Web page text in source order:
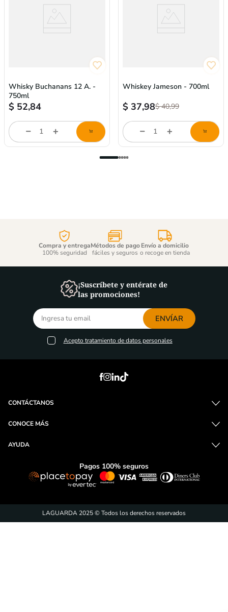
Whisky Buchanans 12 A. -
750ml
$ 52,84
Cantidad
producto
Whiskey Jameson - 700ml
$40,99
$ 37,98
Cantidad
producto
Compra y entrega
100% seguridad
Métodos de pago
fáciles y seguros
Envío a domicilio
o recoge en tienda
¡Suscríbete y entérate de
las promociones!
ENVÍAR
Acepto tratamiento de datos personales
CONTÁCTANOS
CONOCE MÁS
AYUDA
Pagos 100% seguros
LAGUARDA 2025 © Todos los derechos reservados